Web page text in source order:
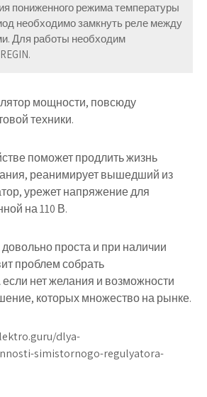
пониженного режима температуры
необходимо замкнуть реле между
Для работы необходим
мощности, повсюду
техники.
поможет продлить жизнь
реанимирует вышедший из
урежет напряжение для
на 110 В.
проста и при наличии
проблем собрать
нет желания и возможности
которых множество на рынке.
dlya-
simistornogo-regulyatora-